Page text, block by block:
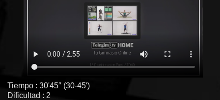
Tiempo : 30'45″ (30-45′)
Dificultad : 2